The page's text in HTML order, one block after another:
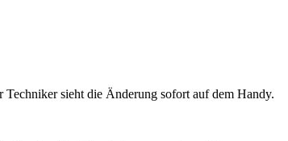
sieht die Änderung sofort auf dem Handy.